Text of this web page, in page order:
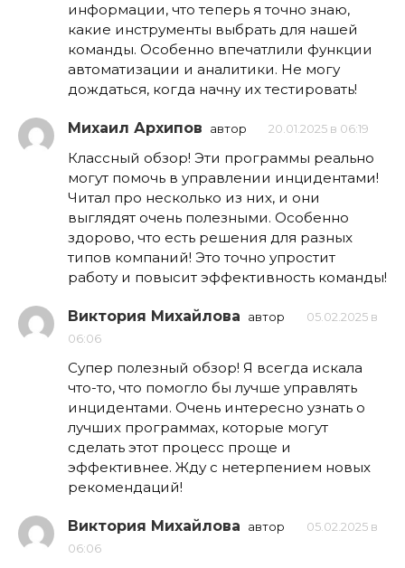
информации, что теперь я точно знаю,
какие инструменты выбрать для нашей
команды. Особенно впечатлили функции
автоматизации и аналитики. Не могу
дождаться, когда начну их тестировать!
Михаил Архипов автор 20.01.2025 в 06:19
Классный обзор! Эти программы реально
могут помочь в управлении инцидентами!
Читал про несколько из них, и они
выглядят очень полезными. Особенно
здорово, что есть решения для разных
типов компаний! Это точно упростит
работу и повысит эффективность команды!
Виктория Михайлова автор
05.02.2025 в
06:06
Супер полезный обзор! Я всегда искала
что-то, что помогло бы лучше управлять
инцидентами. Очень интересно узнать о
лучших программах, которые могут
сделать этот процесс проще и
эффективнее. Жду с нетерпением новых
рекомендаций!
Виктория Михайлова автор
05.02.2025 в
06:06